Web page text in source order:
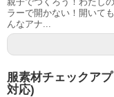
ラーで開かない！開いて
んなアナ...
服素材チェックア
対応)